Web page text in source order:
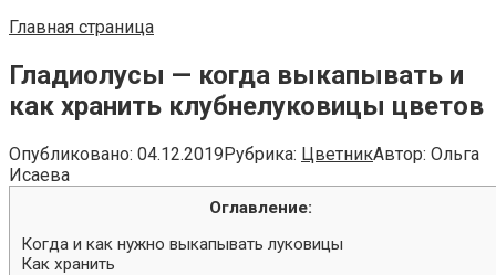
Главная страница
Гладиолусы — когда выкапывать и
как хранить клубнелуковицы цветов
Опубликовано: 04.12.2019Рубрика: ЦветникАвтор: Ольга
Исаева
Оглавление:
Когда и как нужно выкапывать луковицы
Как хранить